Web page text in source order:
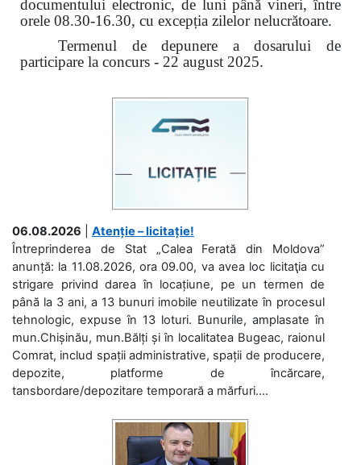
documentului electronic, de luni până vineri, între
orele 08.30-16.30, cu excepția zilelor nelucrătoare.
Termenul de depunere a dosarului de
participare la concurs - 22 august 2025.
06.08.2026
Atenție – licitație!
Întreprinderea de Stat „Calea Ferată din Moldova”
anunță: la 11.08.2026, ora 09.00, va avea loc licitaţia cu
strigare privind darea în locațiune, pe un termen de
până la 3 ani, a 13 bunuri imobile neutilizate în procesul
tehnologic, expuse în 13 loturi. Bunurile, amplasate în
mun.Chișinău, mun.Bălți și în localitatea Bugeac, raionul
Comrat, includ spații administrative, spații de producere,
depozite, platforme de încărcare,
tansbordare/depozitare temporară a mărfuri....